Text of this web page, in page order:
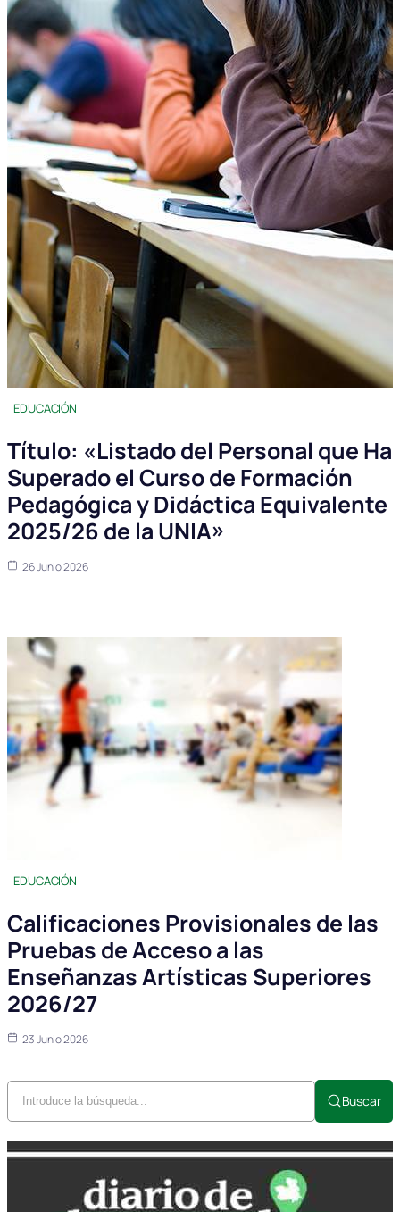
EDUCACIÓN
Título: «Listado del Personal que Ha
Superado el Curso de Formación
Pedagógica y Didáctica Equivalente
2025/26 de la UNIA»
26 Junio 2026
EDUCACIÓN
Calificaciones Provisionales de las
Pruebas de Acceso a las
Enseñanzas Artísticas Superiores
2026/27
23 Junio 2026
Buscar